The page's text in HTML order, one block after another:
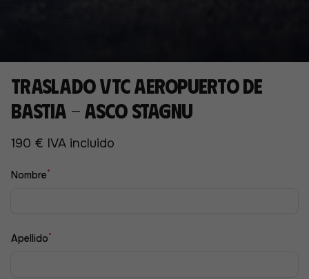
Traslado VTC Aeropuerto de
Bastia - Asco Stagnu
190 € IVA incluido
Nombre*
Apellido*